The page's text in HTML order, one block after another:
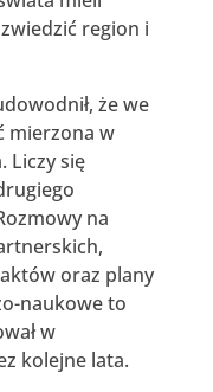
region i
że we
mierzona w
Liczy się
na
oraz plany
naukowe to
w
kolejne lata.